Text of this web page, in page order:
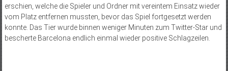
erschien, welche die Spieler und Ordner mit vereintem Einsatz wieder
vom Platz entfernen mussten, bevor das Spiel fortgesetzt werden
konnte. Das Tier wurde binnen weniger Minuten zum Twitter-Star und
bescherte Barcelona endlich einmal wieder positive Schlagzeilen.